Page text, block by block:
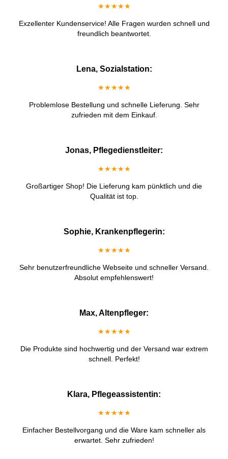
★★★★★
Exzellenter Kundenservice! Alle Fragen wurden schnell und
freundlich beantwortet.
Lena, Sozialstation:
★★★★★
Problemlose Bestellung und schnelle Lieferung. Sehr
zufrieden mit dem Einkauf.
Jonas, Pflegedienstleiter:
★★★★★
Großartiger Shop! Die Lieferung kam pünktlich und die
Qualität ist top.
Sophie, Krankenpflegerin:
★★★★★
Sehr benutzerfreundliche Webseite und schneller Versand.
Absolut empfehlenswert!
Max, Altenpfleger:
★★★★★
Die Produkte sind hochwertig und der Versand war extrem
schnell. Perfekt!
Klara, Pflegeassistentin:
★★★★★
Einfacher Bestellvorgang und die Ware kam schneller als
erwartet. Sehr zufrieden!